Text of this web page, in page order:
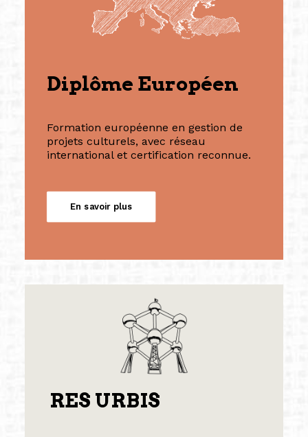
Diplôme Européen
Formation européenne en gestion de
projets culturels, avec réseau
international et certification reconnue.
En savoir plus
RES URBIS